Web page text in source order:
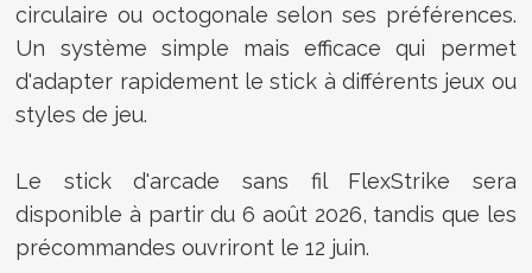
circulaire ou octogonale selon ses préférences.
Un système simple mais efficace qui permet
d'adapter rapidement le stick à différents jeux ou
styles de jeu.
Le stick d'arcade sans fil FlexStrike sera
disponible à partir du 6 août 2026, tandis que les
précommandes ouvriront le 12 juin.